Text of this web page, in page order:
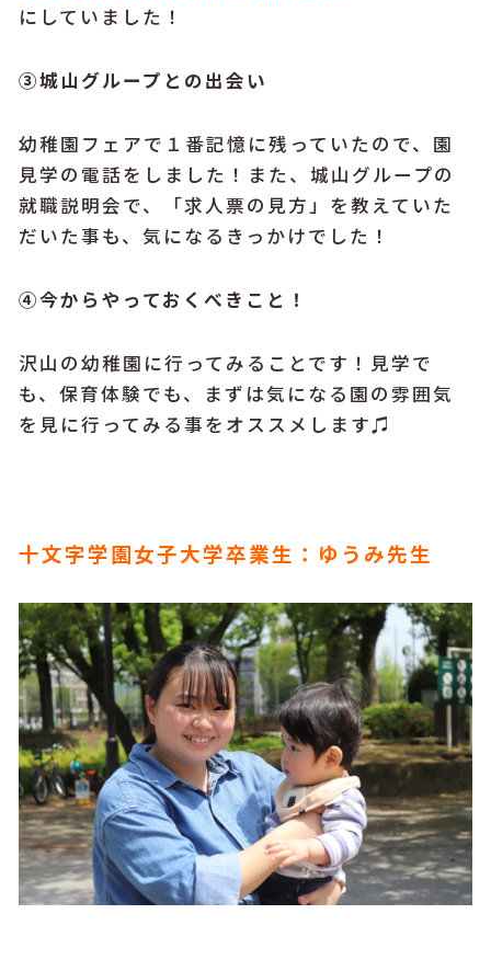
にしていました！
③城山グループとの出会い
幼稚園フェアで１番記憶に残っていたので、園
見学の電話をしました！また、城山グループの
就職説明会で、「求人票の見方」を教えていた
だいた事も、気になるきっかけでした！
④今からやっておくべきこと！
沢山の幼稚園に行ってみることです！見学で
も、保育体験でも、まずは気になる園の雰囲気
を見に行ってみる事をオススメします♫
十文字学園女子大学卒業生：ゆうみ先生